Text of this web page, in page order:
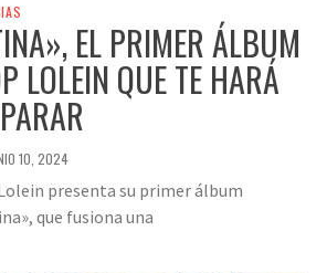
EL PRIMER ÁLBUM
LOLEIN QUE TE HARÁ
10, 2024
presenta su primer álbum
que fusiona una